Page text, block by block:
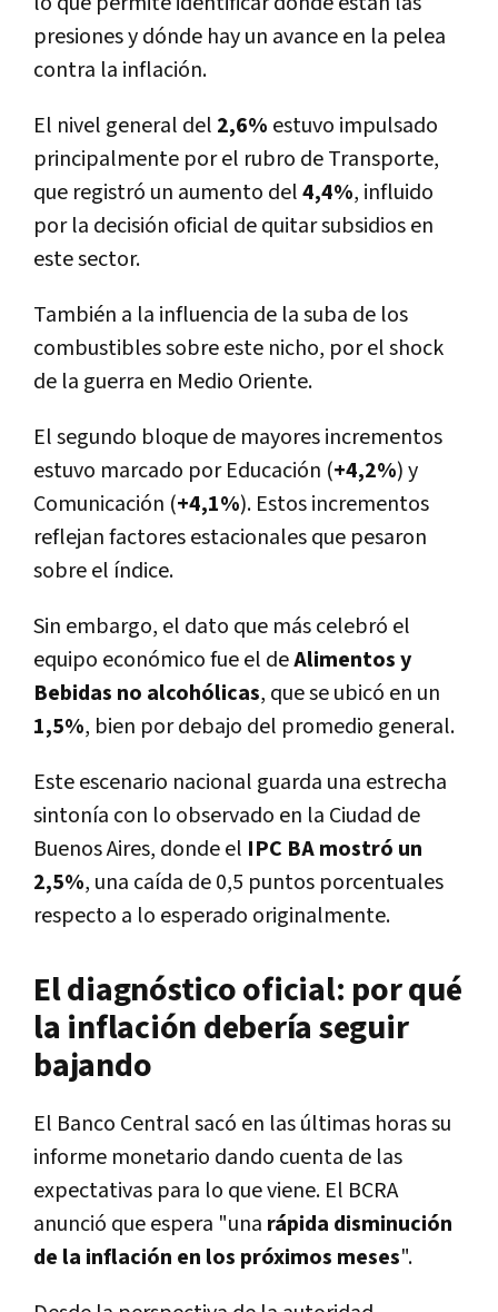
presiones y dónde hay un avance en la pelea
contra la inflación.
El nivel general del 2,6% estuvo impulsado
principalmente por el rubro de Transporte,
que registró un aumento del4,4%, influido
por la decisión oficial de quitar subsidios en
este sector.
También a la influencia de la suba de los
combustibles sobre este nicho, por el shock
de la guerra en Medio Oriente.
El segundo bloque de mayores incrementos
estuvo marcado por Educación (+4,2%) y
Comunicación (+4,1%). Estos incrementos
reflejan factores estacionales que pesaron
sobre el índice.
Sin embargo, el dato que más celebró el
equipo económico fue el deAlimentos y
Bebidas no alcohólicas, que se ubicó en un
1,5%, bien por debajo del promedio general.
Este escenario nacional guarda una estrecha
sintonía con lo observado en la Ciudad de
Buenos Aires, donde el IPC BA mostró un
2,5%, una caída de 0,5 puntos porcentuales
respecto a lo esperado originalmente.
El diagnóstico oficial: por qué
la inflación debería seguir
bajando
El Banco Central sacó en las últimas horas su
informe monetario dando cuenta de las
expectativas para lo que viene. El BCRA
anunció que espera "una rápida disminución
de la inflación en los próximos meses".